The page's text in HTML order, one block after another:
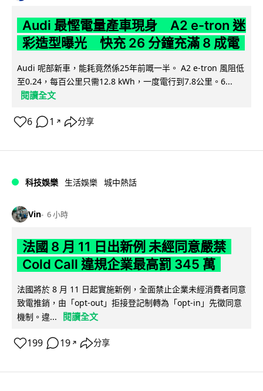
Audi 最慳電量產車現身 A2 e-tron 迷
彩造型曝光 快充 26 分鐘充滿 8 成電
Audi 呢部新車，能耗竟然係25年前嘅一半。 A2 e-tron 風阻低
至0.24，每百公里只需12.8 kWh，一度電行到7.8公里。6...
閱讀全文
6 1 ↗ 分享
科技娛樂 生活娛樂 城中熱話
Vin 6 小時
法國 8 月 11 日出新例 未經同意嚴禁
Cold Call 違規企業最高罰 345 萬
法國將於 8 月 11 日起實施新例，全面禁止企業未經消費者同意
致電推銷，由「opt-out」拒接登記制轉為「opt-in」先徵同意
機制。違...
閱讀全文
199 19 ↗ 分享